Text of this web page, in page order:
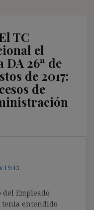
TC
el
DA 26ª de
de 2017:
de
19:43
del Empleado
entendido